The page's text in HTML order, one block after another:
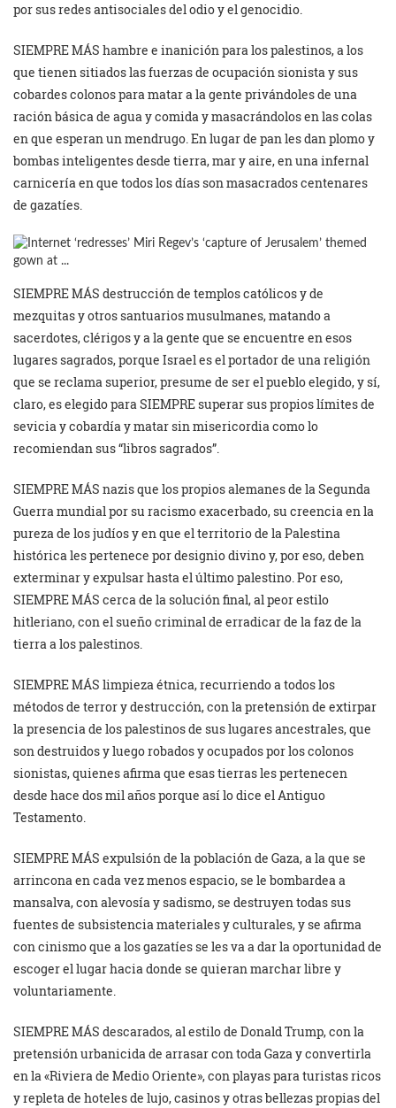
por sus redes antisociales del odio y el genocidio.
SIEMPRE MÁS hambre e inanición para los palestinos, a los
que tienen sitiados las fuerzas de ocupación sionista y sus
cobardes colonos para matar a la gente privándoles de una
ración básica de agua y comida y masacrándolos en las colas
en que esperan un mendrugo. En lugar de pan les dan plomo y
bombas inteligentes desde tierra, mar y aire, en una infernal
carnicería en que todos los días son masacrados centenares
de gazatíes.
SIEMPRE MÁS destrucción de templos católicos y de
mezquitas y otros santuarios musulmanes, matando a
sacerdotes, clérigos y a la gente que se encuentre en esos
lugares sagrados, porque Israel es el portador de una religión
que se reclama superior, presume de ser el pueblo elegido, y sí,
claro, es elegido para SIEMPRE superar sus propios límites de
sevicia y cobardía y matar sin misericordia como lo
recomiendan sus “libros sagrados”.
SIEMPRE MÁS nazis que los propios alemanes de la Segunda
Guerra mundial por su racismo exacerbado, su creencia en la
pureza de los judíos y en que el territorio de la Palestina
histórica les pertenece por designio divino y, por eso, deben
exterminar y expulsar hasta el último palestino. Por eso,
SIEMPRE MÁS cerca de la solución final, al peor estilo
hitleriano, con el sueño criminal de erradicar de la faz de la
tierra a los palestinos.
SIEMPRE MÁS limpieza étnica, recurriendo a todos los
métodos de terror y destrucción, con la pretensión de extirpar
la presencia de los palestinos de sus lugares ancestrales, que
son destruidos y luego robados y ocupados por los colonos
sionistas, quienes afirma que esas tierras les pertenecen
desde hace dos mil años porque así lo dice el Antiguo
Testamento.
SIEMPRE MÁS expulsión de la población de Gaza, a la que se
arrincona en cada vez menos espacio, se le bombardea a
mansalva, con alevosía y sadismo, se destruyen todas sus
fuentes de subsistencia materiales y culturales, y se afirma
con cinismo que a los gazatíes se les va a dar la oportunidad de
escoger el lugar hacia donde se quieran marchar libre y
voluntariamente.
SIEMPRE MÁS descarados, al estilo de Donald Trump, con la
pretensión urbanicida de arrasar con toda Gaza y convertirla
en la «Riviera de Medio Oriente», con playas para turistas ricos
y repleta de hoteles de lujo, casinos y otras bellezas propias del